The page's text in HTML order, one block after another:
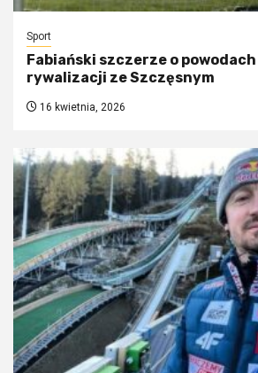
Sport
Fabiański szczerze o
rywalizacji ze Szczęsnym
16 kwietnia, 2026